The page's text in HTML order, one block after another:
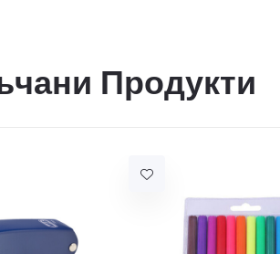
Продукти